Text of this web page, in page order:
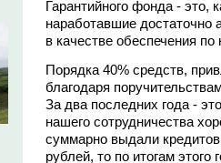
Гарантийного фонда - это,
наработавшие достаточно
в качестве обеспечения по
Порядка 40% средств,
благодаря
За два последних года -
нашего сотрудничества
суммарно выдали
рублей, то по итогам